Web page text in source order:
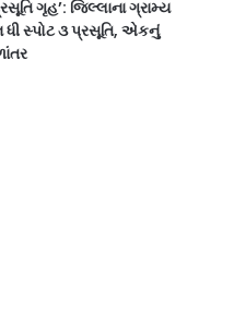
ગૃહ’: જિલ્લાના ગ્રામ્ય
ધી સ્પોટ ૩ પ્રસૂતિ, એકનું